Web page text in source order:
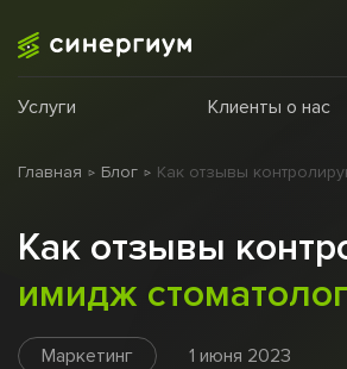
Услуги Клиенты о нас
Главная Блог Как отзывы
Как отзывы
имидж
Маркетинг 1 июня 2023